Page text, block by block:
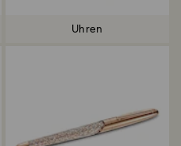
Uhren